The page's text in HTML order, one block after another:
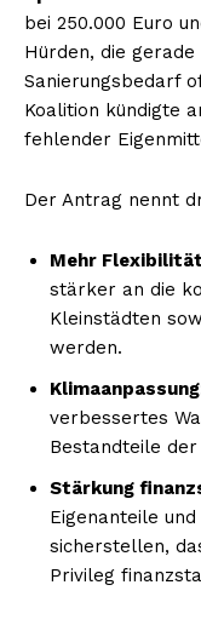
bei 250.000 Euro
Hürden, die
Sanierungsbedarf
Koalition kündigte
fehlender
Der Antrag nennt
Mehr Flexibilität
stärker an die
Kleinstädten
werden.
Klimaanpassung
verbessertes
Bestandteile
Stärkung
Eigenanteile
sicherstellen,
Privileg